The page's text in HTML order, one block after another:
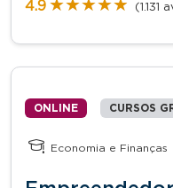
4.9 ★★★★★
★★★★★ (1.131
ONLINE CURSOS
Economia e Finanças